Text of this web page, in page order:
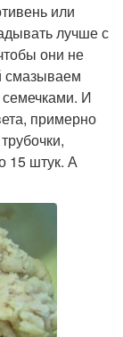
или
лучше с
они не
смазываем
И
примерно
15 штук. А